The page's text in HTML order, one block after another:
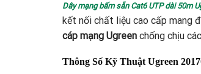
Dây mạng bấm sẵn Cat6 UTP dài 50m
kết nối chất liệu cao cấp mang
cáp mạng Ugreen chống chịu
Thông Số Kỹ Thuật Ugreen